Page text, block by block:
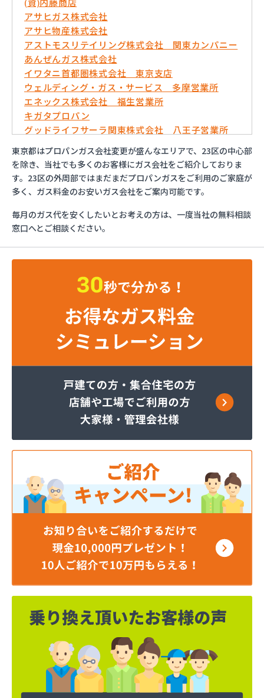
(資)内藤商店
アサヒガス株式会社
アサヒ物産株式会社
アストモスリテイリング株式会社 関東カンパニー
あんぜんガス株式会社
イワタニ首都圏株式会社 東京支店
ウェルディング・ガス・サービス 多摩営業所
エネックス株式会社 福生営業所
キガタプロパン
グッドライフサーラ関東株式会社 八王子営業所
コバ商株式会社
トモプロ株式会社
とんや木下産業有限会社
フジオックス株式会社 東京営業所
ほっとガス旭リビング株式会社
ほっとガス株式会社
マルヰガス東京株式会社
ミナミ油化株式会社
ミライフ株式会社 あきる野店
ヤオキン商事株式会社
やまはちプロパン株式会社
ワカマツ株式会社
芦川商事株式会社
綾瀬燃料株式会社
伊吹石油ガス株式会社
井出燃料店
稲垣燃料店
羽田酸素株式会社
永井ガス株式会社
永山商店
下川燃料店
加藤商店
加藤商店
加藤燃料店
加藤燃料店
河原実業株式会社
梶燃料株式会社
梶武商店
叶屋真下商店
株式会社L＆R
株式会社SANWA
東京都はプロパンガス会社変更が盛んなエリアで、23区の中心部
を除き、当社でも多くのお客様にガス会社をご紹介しておりま
す。23区の外周部ではまだまだプロパンガスをご利用のご家庭が
多く、ガス料金のお安いガス会社をご案内可能です。
毎月のガス代を安くしたいとお考えの方は、一度当社の無料相談
窓口へとご相談ください。